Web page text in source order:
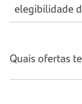
elegibilidade
Quais ofertas